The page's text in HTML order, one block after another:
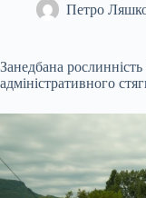
Петро
Занедбана
адміністративного